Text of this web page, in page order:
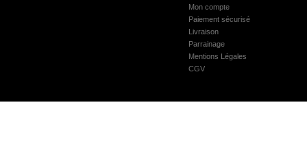
Mon compte
Paiement sécurisé
Livraison
Parrainage
Mentions Légales
CGV